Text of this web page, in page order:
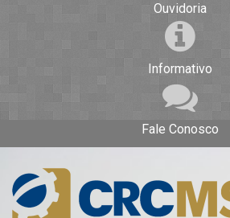
Ouvidoria
Informativo
Fale Conosco